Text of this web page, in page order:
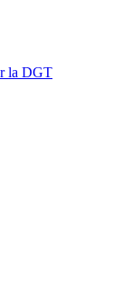
la DGT